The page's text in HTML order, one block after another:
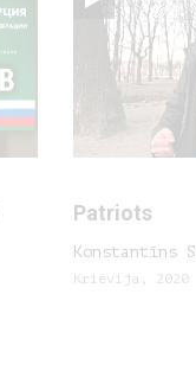
Patriots
Konstantīns
Krievija, 2020